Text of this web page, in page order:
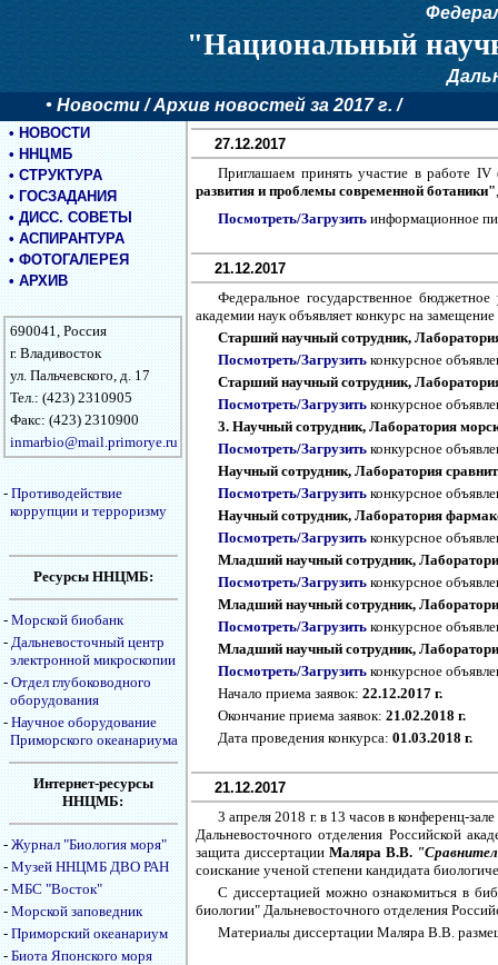
"Национальный
• Новости / Архив новостей за 2017 г. /
•НОВОСТИ
•ННЦМБ
•СТРУКТУРА
•ГОСЗАДАНИЯ
•ДИСС. СОВЕТЫ
•АСПИРАНТУРА
•ФОТОГАЛЕРЕЯ
•АРХИВ
690041, Россия
г. Владивосток
ул. Пальчевского, д. 17
Тел.: (423) 2310905
Факс: (423) 2310900
inmarbio@mail.primorye.ru
-Противодействие
коррупции и терроризму
Ресурсы ННЦМБ:
-Морской биобанк
-Дальневосточный центр
электронной микроскопии
-Отдел глубоководного
оборудования
-Научное оборудование
Приморского океанариума
Интернет-ресурсы
ННЦМБ:
-Журнал "Биология моря"
-Музей ННЦМБ ДВО РАН
-МБС "Восток"
-Морской заповедник
-Приморский океанариум
-Биота Японского моря
27.12.2017
Приглашаем принять участие в работе
развития и проблемы современной ботаники"
Посмотреть/Загрузить информационное
21.12.2017
Федеральное государственное
академии наук объявляет конкурс на
Старший научный сотрудник,
Посмотреть/Загрузить конкурсное
Старший научный сотрудник,
Посмотреть/Загрузить конкурсное
3. Научный сотрудник, Лаборатория
Посмотреть/Загрузить конкурсное
Научный сотрудник, Лаборатория
Посмотреть/Загрузить конкурсное
Научный сотрудник, Лаборатория
Посмотреть/Загрузить конкурсное
Младший научный сотрудник,
Посмотреть/Загрузить конкурсное
Младший научный сотрудник,
Посмотреть/Загрузить конкурсное
Младший научный сотрудник,
Посмотреть/Загрузить конкурсное
Начало приема заявок: 22.12.2017 г.
Окончание приема заявок: 21.02.2018 г.
Дата проведения конкурса: 01.03.2018 г.
21.12.2017
3 апреля 2018 г. в 13 часов в конференц-
Дальневосточного отделения Российской
защита диссертации Маляра В.В.
соискание ученой степени кандидата
С диссертацией можно ознакомиться в
биологии" Дальневосточного отделения
Материалы диссертации Маляра В.В.